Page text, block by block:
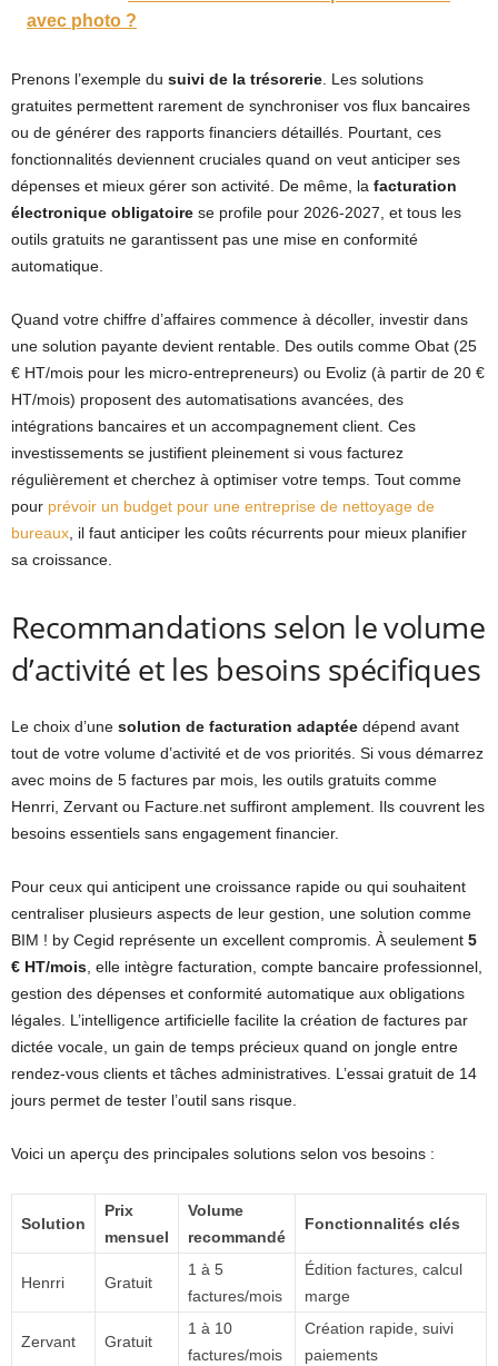
avec photo ?
Prenons l’exemple du suivi de la trésorerie. Les solutions
gratuites permettent rarement de synchroniser vos flux bancaires
ou de générer des rapports financiers détaillés. Pourtant, ces
fonctionnalités deviennent cruciales quand on veut anticiper ses
dépenses et mieux gérer son activité. De même, la facturation
électronique obligatoire se profile pour 2026-2027, et tous les
outils gratuits ne garantissent pas une mise en conformité
automatique.
Quand votre chiffre d’affaires commence à décoller, investir dans
une solution payante devient rentable. Des outils comme Obat (25
€ HT/mois pour les micro-entrepreneurs) ou Evoliz (à partir de 20 €
HT/mois) proposent des automatisations avancées, des
intégrations bancaires et un accompagnement client. Ces
investissements se justifient pleinement si vous facturez
régulièrement et cherchez à optimiser votre temps. Tout comme
pour prévoir un budget pour une entreprise de nettoyage de
bureaux, il faut anticiper les coûts récurrents pour mieux planifier
sa croissance.
Recommandations selon le volume
d’activité et les besoins spécifiques
Le choix d’une solution de facturation adaptée dépend avant
tout de votre volume d’activité et de vos priorités. Si vous démarrez
avec moins de 5 factures par mois, les outils gratuits comme
Henrri, Zervant ou Facture.net suffiront amplement. Ils couvrent les
besoins essentiels sans engagement financier.
Pour ceux qui anticipent une croissance rapide ou qui souhaitent
centraliser plusieurs aspects de leur gestion, une solution comme
BIM ! by Cegid représente un excellent compromis. À seulement 5
€ HT/mois, elle intègre facturation, compte bancaire professionnel,
gestion des dépenses et conformité automatique aux obligations
légales. L’intelligence artificielle facilite la création de factures par
dictée vocale, un gain de temps précieux quand on jongle entre
rendez-vous clients et tâches administratives. L’essai gratuit de 14
jours permet de tester l’outil sans risque.
Voici un aperçu des principales solutions selon vos besoins :
Solution
Prix
mensuel
Volume
recommandé
Fonctionnalités clés
Henrri Gratuit
1 à 5
factures/mois
Édition factures, calcul
marge
Zervant Gratuit
1 à 10
factures/mois
Création rapide, suivi
paiements